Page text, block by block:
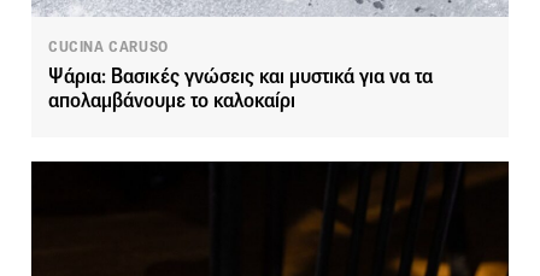
CUCINA CARUSO
Ψάρια: Βασικές γνώσεις και μυστικά για να τα
απολαμβάνουμε το καλοκαίρι